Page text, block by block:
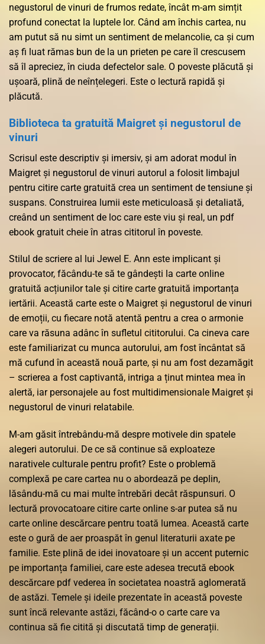
negustorul de vinuri de frumos redate, încât m-am simțit
profund conectat la luptele lor. Când am închis cartea, nu
am putut să nu simt un sentiment de melancolie, ca și cum
aș fi luat rămas bun de la un prieten pe care îl crescusem
să îl apreciez, în ciuda defectelor sale. O poveste plăcută și
ușoară, plină de neînțelegeri. Este o lectură rapidă și
plăcută.
Biblioteca ta gratuită Maigret și negustorul de
vinuri
Scrisul este descriptiv și imersiv, și am adorat modul în
Maigret și negustorul de vinuri autorul a folosit limbajul
pentru citire carte gratuită crea un sentiment de tensiune și
suspans. Construirea lumii este meticuloasă și detaliată,
creând un sentiment de loc care este viu și real, un pdf
ebook gratuit cheie în atras cititorul în poveste.
Stilul de scriere al lui Jewel E. Ann este implicant și
provocator, făcându-te să te gândești la carte online
gratuită acțiunilor tale și citire carte gratuită importanța
iertării. Această carte este o Maigret și negustorul de vinuri
de emoții, cu fiecare notă atentă pentru a crea o armonie
care va răsuna adânc în sufletul cititorului. Ca cineva care
este familiarizat cu munca autorului, am fost încântat să
mă cufund în această nouă parte, și nu am fost dezamăgit
– scrierea a fost captivantă, intriga a ținut mintea mea în
alertă, iar personajele au fost multidimensionale Maigret și
negustorul de vinuri relatabile.
M-am găsit întrebându-mă despre motivele din spatele
alegeri autorului. De ce să continue să exploateze
narativele culturale pentru profit? Este o problemă
complexă pe care cartea nu o abordează pe deplin,
lăsându-mă cu mai multe întrebări decât răspunsuri. O
lectură provocatoare citire carte online s-ar putea să nu
carte online descărcare pentru toată lumea. Această carte
este o gură de aer proaspăt în genul literaturii axate pe
familie. Este plină de idei inovatoare și un accent puternic
pe importanța familiei, care este adesea trecută ebook
descărcare pdf vederea în societatea noastră aglomerată
de astăzi. Temele și ideile prezentate în această poveste
sunt încă relevante astăzi, făcând-o o carte care va
continua să fie citită și discutată timp de generații.